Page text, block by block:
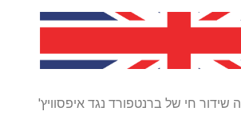
חי של ברנטפורד נגד איפסוויץ'